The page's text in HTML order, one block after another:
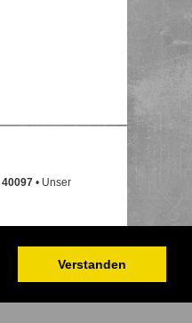
Verstanden
40097 • Unser